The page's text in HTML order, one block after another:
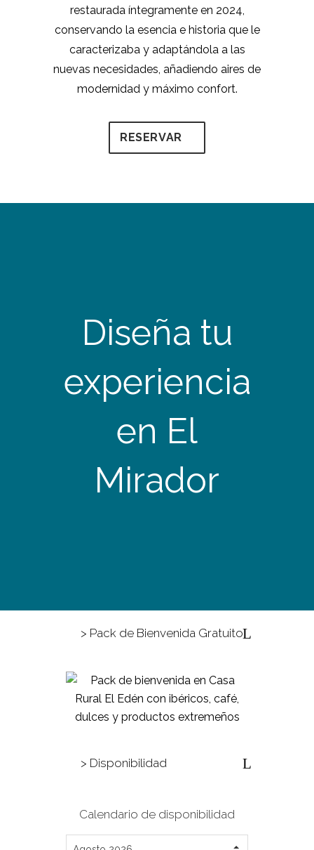
restaurada íntegramente en 2024,
conservando la esencia e historia que le
caracterizaba y adaptándola a las
nuevas necesidades, añadiendo aires de
modernidad y máximo confort.
RESERVAR
Diseña tu
experiencia
en El
Mirador
> Pack de Bienvenida Gratuito
> Disponibilidad
Calendario de disponibilidad